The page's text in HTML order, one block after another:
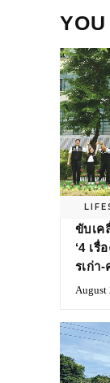
ขับเค
‘4 เรื่
รเก่า
August